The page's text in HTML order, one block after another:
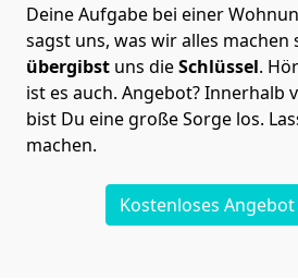
Deine Aufgabe bei einer
sagst uns, was wir alles machen
übergibst uns dieSchlüssel.
ist es auch. Angebot? Innerhalb
bist Du eine große Sorge los.
machen.
Kostenloses